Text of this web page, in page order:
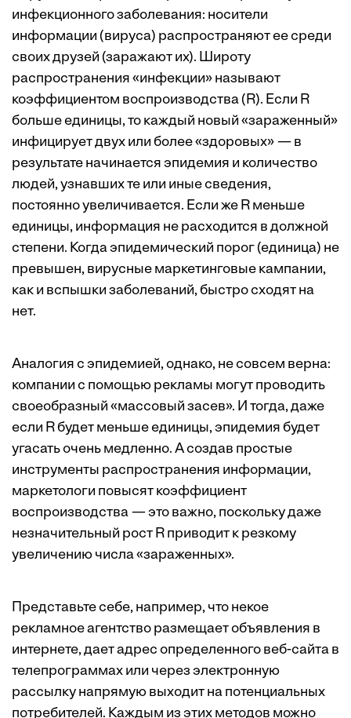
инфекционного заболевания: носители
информации (вируса) распространяют ее среди
своих друзей (заражают их). Широту
распространения «инфекции» называют
коэффициентом воспроизводства (R). Если R
больше единицы, то каждый новый «зараженный»
инфицирует двух или более «здоровых» — в
результате начинается эпидемия и количество
людей, узнавших те или иные сведения,
постоянно увеличивается. Если же R меньше
единицы, информация не расходится в должной
степени. Когда эпидемический порог (единица) не
превышен, вирусные маркетинговые кампании,
как и вспышки заболеваний, быстро сходят на
нет.
Аналогия с эпидемией, однако, не совсем верна:
компании с помощью рекламы могут проводить
своеобразный «массовый засев». И тогда, даже
если R будет меньше единицы, эпидемия будет
угасать очень медленно. А создав простые
инструменты распространения информации,
маркетологи повысят коэффициент
воспроизводства — это важно, поскольку даже
незначительный рост R приводит к резкому
увеличению числа «зараженных».
Представьте себе, например, что некое
рекламное агентство размещает объявления в
интернете, дает адрес определенного веб-сайта в
телепрограммах или через электронную
рассылку напрямую выходит на потенциальных
потребителей. Каждым из этих методов можно